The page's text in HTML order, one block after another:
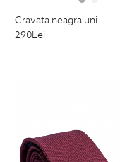
cravata neagra uni
290Lei